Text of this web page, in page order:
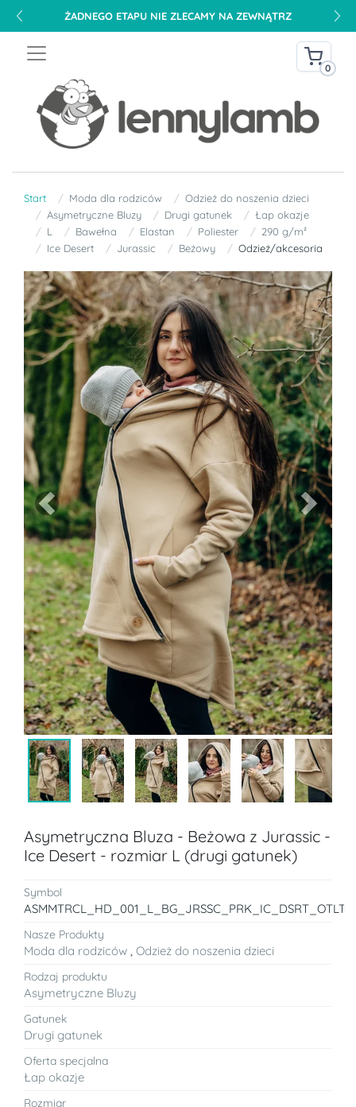
ŻADNEGO ETAPU NIE ZLECAMY NA ZEWNĄTRZ
0
Start Moda dla rodziców
Odzież do noszenia dzieci
Asymetryczne Bluzy
Drugi gatunek
Łap okazje
L
Bawełna Elastan Poliester
290 g/m²
Ice Desert
Jurassic Beżowy Odzież/akcesoria
Previous Next
Asymetryczna Bluza - Beżowa z Jurassic -
Ice Desert - rozmiar L (drugi gatunek)
Symbol
ASMMTRCL_HD_001_L_BG_JRSSC_PRK_IC_DSRT_OTLT
Nasze Produkty
Moda dla rodziców Odzież do noszenia dzieci
Rodzaj produktu
Asymetryczne Bluzy
Gatunek
Drugi gatunek
Oferta specjalna
Łap okazje
Rozmiar